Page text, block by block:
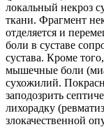
локальный некроз
ткани. Фрагмент
отделяется и
боли в суставе
сустава. Кроме
мышечные боли
сухожилий.
заподозрить
лихорадку
злокачественной